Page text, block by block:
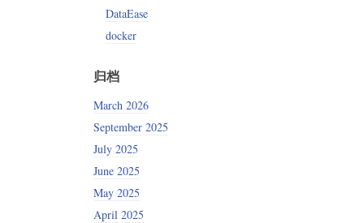
DataEase
docker
归档
March 2026
September 2025
July 2025
June 2025
May 2025
April 2025